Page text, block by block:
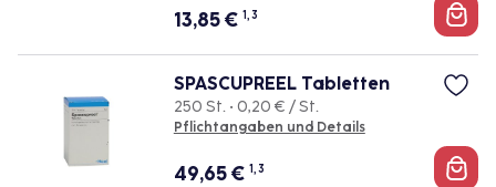
13,85€ 1, 3
SPASCUPREEL Tabletten
250 St. • 0,20 € / St.
Pflichtangaben und Details
49,65€ 1, 3